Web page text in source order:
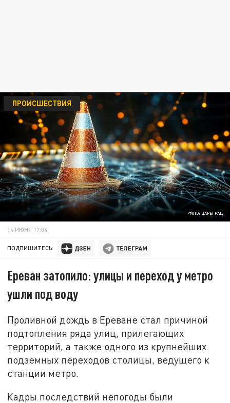
ФОТО: ЦАРЬГРАД
ПРОИСШЕСТВИЯ
14 ИЮНЯ 17:04
ПОДПИШИТЕСЬ:
Ереван затопило: улицы и переход у метро
ушли под воду
Проливной дождь в Ереване стал причиной
подтопления ряда улиц, прилегающих
территорий, а также одного из крупнейших
подземных переходов столицы, ведущего к
станции метро.
Кадры последствий непогоды были